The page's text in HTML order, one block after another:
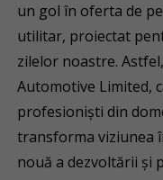
un gol în oferta de
utilitar, proiectat
zilelor noastre.
Automotive Limited,
profesioniști din
transforma viziunea
nouă a dezvoltării și